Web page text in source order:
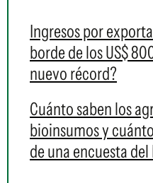
Ingresos por
borde de los US$
nuevo récord?
Cuánto saben los
bioinsumos y
de una encuesta del